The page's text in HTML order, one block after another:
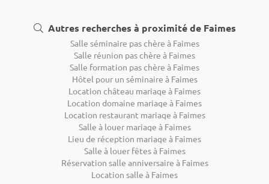
Autres recherches à proximité de Faimes
Salle séminaire pas chère à Faimes
Salle réunion pas chère à Faimes
Salle formation pas chère à Faimes
Hôtel pour un séminaire à Faimes
Location château mariage à Faimes
Location domaine mariage à Faimes
Location restaurant mariage à Faimes
Salle à louer mariage à Faimes
Lieu de réception mariage à Faimes
Salle à louer fêtes à Faimes
Réservation salle anniversaire à Faimes
Location salle à Faimes